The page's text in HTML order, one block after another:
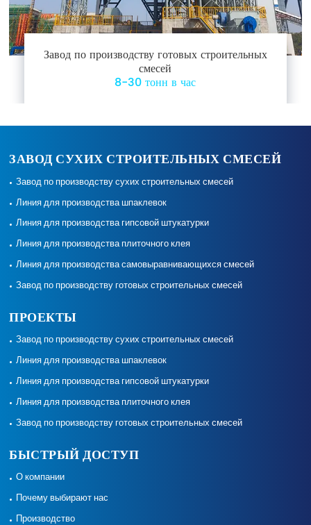
Завод по производству готовых строительных
смесей
8-30 тонн в час
ЗАВОД СУХИХ СТРОИТЕЛЬНЫХ СМЕСЕЙ
Завод по производству сухих строительных смесей
Линия для производства шпаклевок
Линия для производства гипсовой штукатурки
Линия для производства плиточного клея
Линия для производства самовыравнивающихся смесей
Завод по производству готовых строительных смесей
ПРОЕКТЫ
Завод по производству сухих строительных смесей
Линия для производства шпаклевок
Линия для производства гипсовой штукатурки
Линия для производства плиточного клея
Завод по производству готовых строительных смесей
БЫСТРЫЙ ДОСТУП
О компании
Почему выбирают нас
Производство